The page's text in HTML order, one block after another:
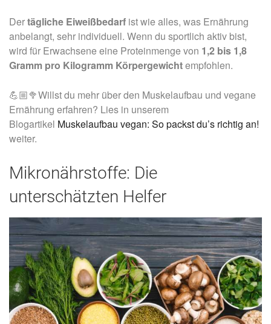
Dertägliche Eiweißbedarf ist wie alles, was Ernährung
anbelangt, sehr individuell. Wenn du sportlich aktiv bist,
wird für Erwachsene eine Proteinmenge von 1,2 bis 1,8
Gramm pro Kilogramm Körpergewichtempfohlen.
💪🏼🥦Willst du mehr über den Muskelaufbau und vegane
Ernährung erfahren? Lies in unserem
Blogartikel Muskelaufbau vegan: So packst du’s richtig an!
weiter.
Mikronährstoffe: Die
unterschätzten Helfer